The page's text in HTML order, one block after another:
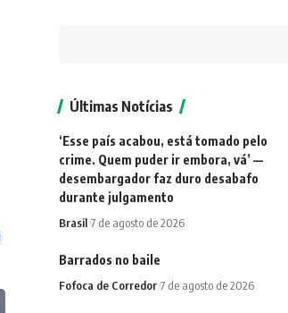
Últimas Notícias
‘Esse país acabou, está tomado pelo
crime. Quem puder ir embora, vá’ —
desembargador faz duro desabafo
durante julgamento
Brasil 7 de agosto de 2026
Barrados no baile
Fofoca de Corredor 7 de agosto de 2026